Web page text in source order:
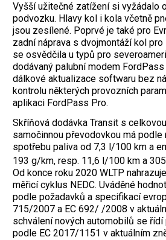
Vyšší užitečné zatížení si vyžádalo
podvozku. Hlavy kol i kola včetně
jsou zesílené. Poprvé je také pro
zadní náprava s dvojmontáží kol
se osvědčila u typů pro
dodávaný palubní modem
dálkové aktualizace softwaru bez
kontrolu některých provozních
aplikaci FordPass Pro.
Skříňová dodávka Transit s
samočinnou převodovkou má podle
spotřebu paliva od 7,3 l/100 km a
193 g/km, resp. 11,6 l/100 km a
Od konce roku 2020 WLTP
měřicí cyklus NEDC. Uváděné
podle požadavků a specifikací
715/2007 a EC 692/ /2008 v
schválení nových automobilů se řídí
podle EC 2017/1151 v aktuálním